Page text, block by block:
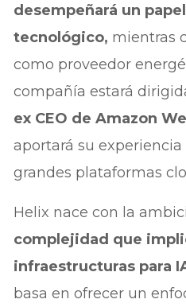
desempeñará un
tecnológico, mientras
como proveedor
compañía estará
ex CEO de Amazon
aportará su
grandes plataformas
Helix nace con la
complejidad que
infraestructuras para
basa en ofrecer un